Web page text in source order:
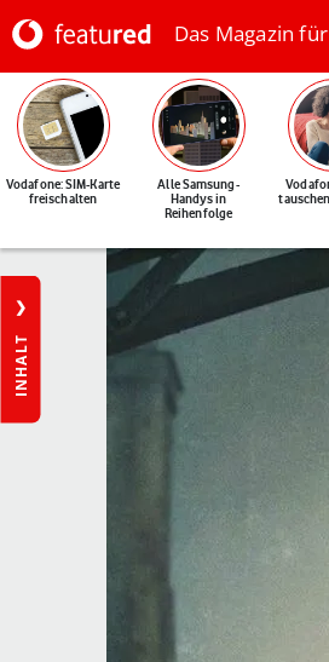
Das Magazin
Vodafone: SIM-Karte
freischalten
Alle Samsung-
Handys in
Reihenfolge
INHALT